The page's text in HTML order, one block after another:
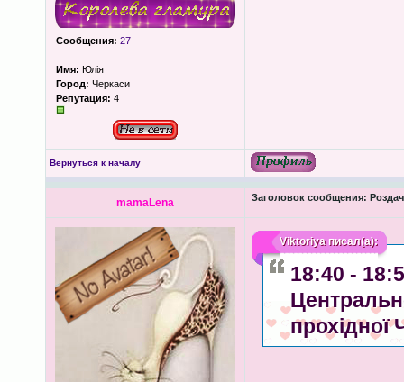
Сообщения: 27
Имя: Юлія
Город: Черкаси
Репутация: 4
Вернуться к началу
mamaLena Заголовок сообщения:
Viktoriyaписал(а):
18:40 -
прохідної